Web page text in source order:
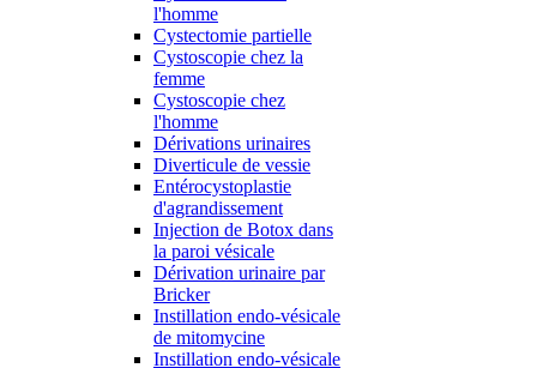
l'homme
Cystectomie partielle
Cystoscopie chez la
femme
Cystoscopie chez
l'homme
Dérivations urinaires
Diverticule de vessie
Entérocystoplastie
d'agrandissement
Injection de Botox dans
la paroi vésicale
Dérivation urinaire par
Bricker
Instillation endo-vésicale
de mitomycine
Instillation endo-vésicale